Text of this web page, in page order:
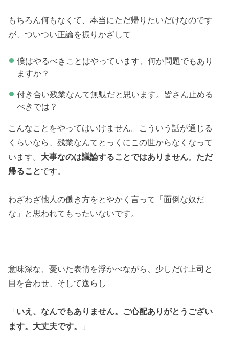
もちろん何もなくて、本当にただ帰りたいだけなのです
が、ついつい正論を振りかざして
僕はやるべきことはやっています、何か問題でもあり
ますか？
付き合い残業なんて無駄だと思います。皆さん止める
べきでは？
こんなことをやってはいけません。こういう話が通じる
くらいなら、残業なんてとっくにこの世からなくなって
います。 大事なのは議論することではありません。 ただ
帰ることです。
わざわざ他人の働き方をとやかく言って「面倒な奴だ
な」と思われてもったいないです。
意味深な、憂いた表情を浮かべながら、少しだけ上司と
目を合わせ、そして逸らし
「いえ、なんでもありません。ご心配ありがとうござい
ます。大丈夫です。
」